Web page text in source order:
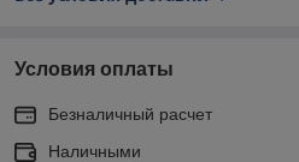
Условия оплаты
Безналичный расчет
Наличными